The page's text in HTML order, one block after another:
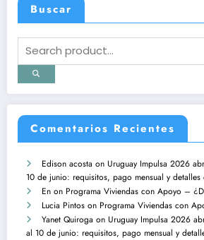
Buscar
Comentarios Recientes
Edison acosta on Uruguay Impulsa 2026
10 de junio: requisitos, pago mensual y
En on Programa Viviendas con Apoyo –
Lucia Pintos on Programa Viviendas con
Yanet Quiroga on Uruguay Impulsa 2026
al 10 de junio: requisitos, pago mensual y